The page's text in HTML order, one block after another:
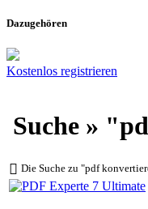
Dazugehören
Kostenlos registrieren
Suche »
Die Suche zu "pdf